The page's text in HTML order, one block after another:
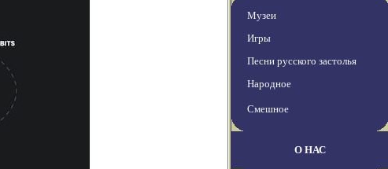
Музеи
Игры
Песни русского застолья
Народное
Смешное
О НАС